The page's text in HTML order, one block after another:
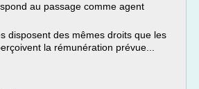
au passage comme agent
disposent des mêmes droits que les
la rémunération prévue...